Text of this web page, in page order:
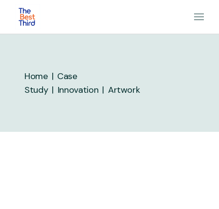
content
Home
Case
Study
Innovation Artwork